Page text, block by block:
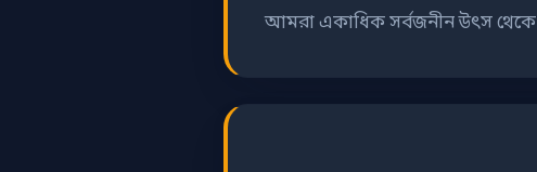
আমরা একাধিক সর্বজনীন উৎস থেকে